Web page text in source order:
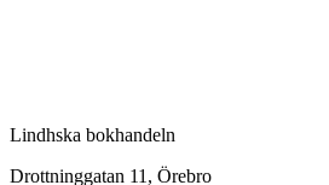
Lindhska bokhandeln
Drottninggatan 11, Örebro